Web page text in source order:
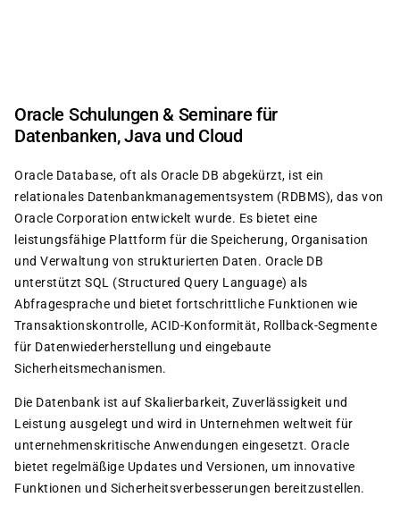
Oracle Schulungen & Seminare für
Datenbanken, Java und Cloud
Oracle Database, oft als Oracle DB abgekürzt, ist ein
relationales Datenbankmanagementsystem (RDBMS), das von
Oracle Corporation entwickelt wurde. Es bietet eine
leistungsfähige Plattform für die Speicherung, Organisation
und Verwaltung von strukturierten Daten. Oracle DB
unterstützt SQL (Structured Query Language) als
Abfragesprache und bietet fortschrittliche Funktionen wie
Transaktionskontrolle, ACID-Konformität, Rollback-Segmente
für Datenwiederherstellung und eingebaute
Sicherheitsmechanismen.
Die Datenbank ist auf Skalierbarkeit, Zuverlässigkeit und
Leistung ausgelegt und wird in Unternehmen weltweit für
unternehmenskritische Anwendungen eingesetzt. Oracle
bietet regelmäßige Updates und Versionen, um innovative
Funktionen und Sicherheitsverbesserungen bereitzustellen.